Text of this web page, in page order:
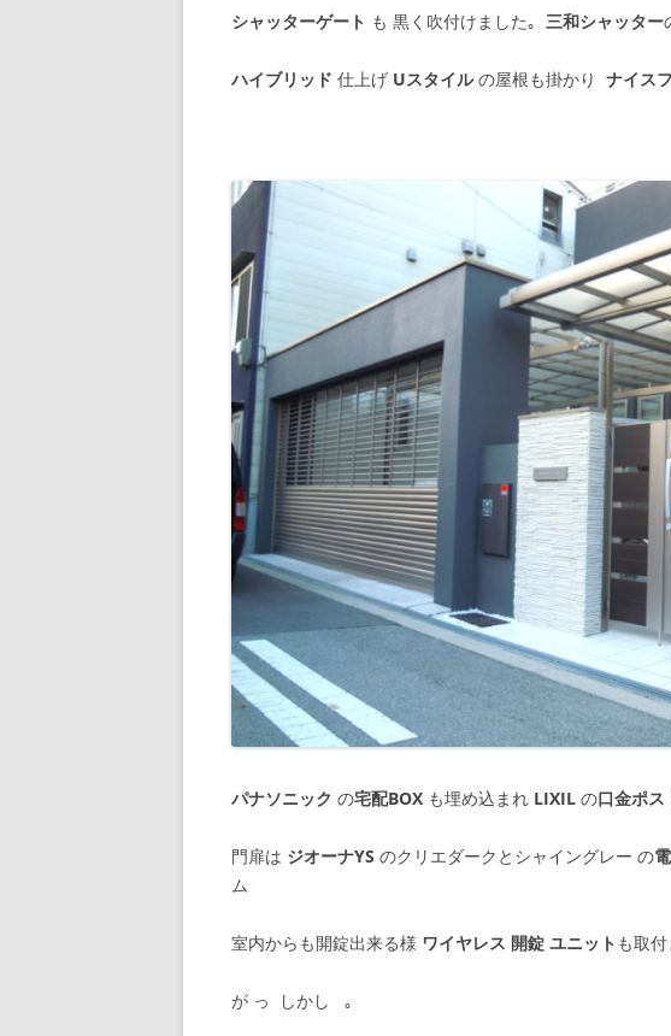
シャッターゲート も 黒く吹付けました｡ 三和シャッター
ハイブリッド 仕上げ Uスタイルの屋根も掛かり ナイス
パナソニック の宅配BOX も埋め込まれ LIXIL の口金ポス
門扉は ジオーナYS のクリエダークとシャイングレー の
ム
室内からも開錠出来る様 ワイヤレス 開錠 ユニット も取
が っ しかし ｡